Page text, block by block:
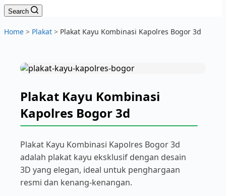
Search
Home > Plakat > Plakat Kayu Kombinasi Kapolres Bogor 3d
Plakat Kayu Kombinasi
Kapolres Bogor 3d
Plakat Kayu Kombinasi Kapolres Bogor 3d
adalah plakat kayu eksklusif dengan desain
3D yang elegan, ideal untuk penghargaan
resmi dan kenang-kenangan.